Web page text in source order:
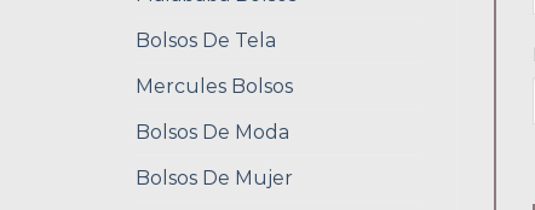
Bolsos De Tela
Mercules Bolsos
Bolsos De Moda
Bolsos De Mujer